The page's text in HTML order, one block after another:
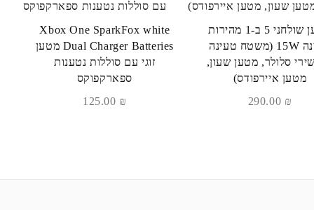
מטען שולחני 5 ב-1 מהירות
טעינה 15W (משטח טעינה
סלולר, מטען שעון,
מטען איירפודס)
₪
Xbox One SparkFox white
Dual Charger Batteries מטען
זוגי עם סוללות נטענות
ספארקפוקס
₪